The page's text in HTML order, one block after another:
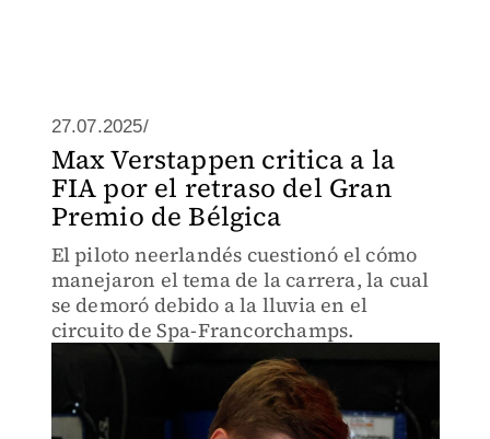
27.07.2025/
Max Verstappen critica a la
FIA por el retraso del Gran
Premio de Bélgica
El piloto neerlandés cuestionó el cómo
manejaron el tema de la carrera, la cual
se demoró debido a la lluvia en el
circuito de Spa-Francorchamps.